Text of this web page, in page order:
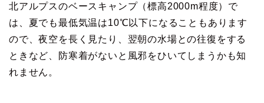
北アルプスのベースキャンプ（標高2000m程度）で
は、夏でも最低気温は10℃以下になることもあります
ので、夜空を長く見たり、翌朝の水場との往復をする
ときなど、防寒着がないと風邪をひいてしまうかも知
れません。